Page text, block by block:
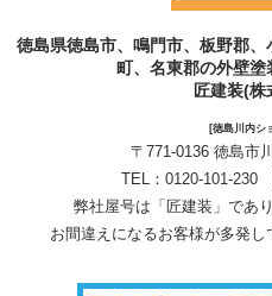
徳島県徳島市、鳴門市、板野郡
町、名東郡の外壁
匠建装(株
[徳島川内シ
〒771-0136 徳島市
TEL： 0120-101-230
弊社屋号は「匠建装」であ
お間違えになるお客様が多発し